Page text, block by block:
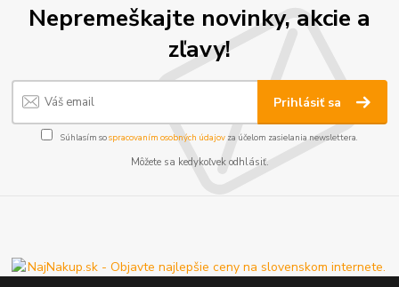
Nepremeškajte novinky, akcie a
zľavy!
Prihlásiť sa
Súhlasím sospracovaním osobných údajov za účelom zasielania newslettera.
Môžete sa kedykoľvek odhlásiť.